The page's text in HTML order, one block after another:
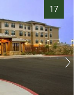
17